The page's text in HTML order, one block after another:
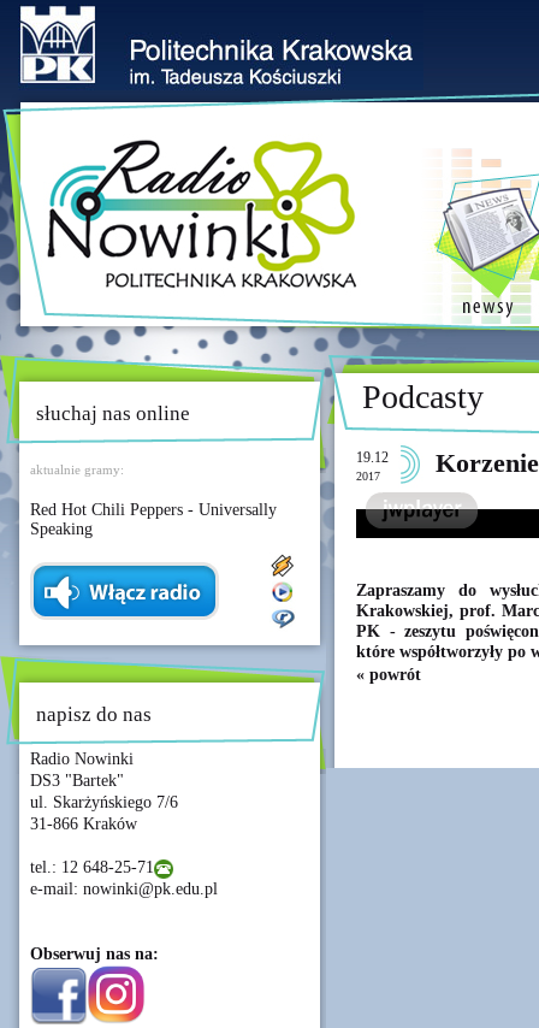
słuchaj nas online
aktualnie gramy:
Red Hot Chili Peppers - Universally
Speaking
napisz do nas
Radio Nowinki
DS3 "Bartek"
ul. Skarżyńskiego 7/6
31-866 Kraków
tel.: 12 648-25-71
e-mail: nowinki@pk.edu.pl
Obserwuj nas na:
Podcasty
19.12
2017
Zapraszamy do
Krakowskiej, prof.
PK - zeszytu
które współtworzyły po
« powrót